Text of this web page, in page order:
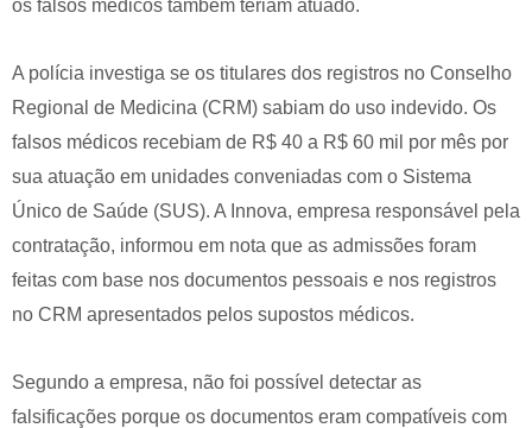
os falsos médicos também teriam atuado.
A polícia investiga se os titulares dos registros no Conselho
Regional de Medicina (CRM) sabiam do uso indevido. Os
falsos médicos recebiam de R$ 40 a R$ 60 mil por mês por
sua atuação em unidades conveniadas com o Sistema
Único de Saúde (SUS). A Innova, empresa responsável pela
contratação, informou em nota que as admissões foram
feitas com base nos documentos pessoais e nos registros
no CRM apresentados pelos supostos médicos.
Segundo a empresa, não foi possível detectar as
falsificações porque os documentos eram compatíveis com